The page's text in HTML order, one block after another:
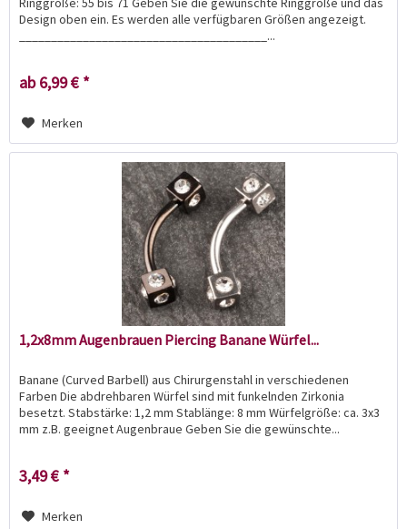
Design oben ein. Es werden alle verfügbaren Größen angezeigt.
_______________________________________...
ab 6,99 € *
Merken
1,2x8mm Augenbrauen Piercing Banane Würfel...
Banane (Curved Barbell) aus Chirurgenstahl in verschiedenen
Farben Die abdrehbaren Würfel sind mit funkelnden Zirkonia
besetzt. Stabstärke: 1,2 mm Stablänge: 8 mm Würfelgröße: ca. 3x3
mm z.B. geeignet Augenbraue Geben Sie die gewünschte...
3,49 € *
Merken